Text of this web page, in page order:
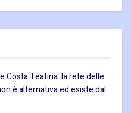
Costa Teatina: la rete delle
è alternativa ed esiste dal